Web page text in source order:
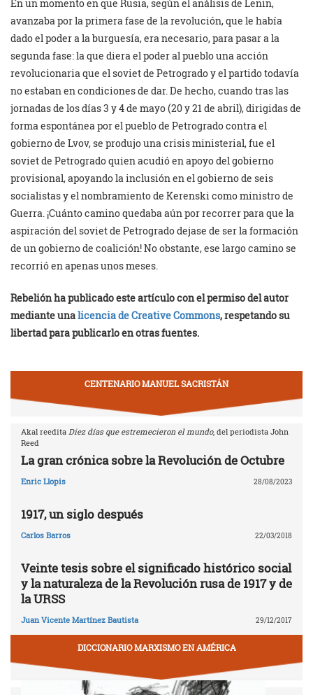
En un momento en que Rusia, según el análisis de Lenin,
avanzaba por la primera fase de la revolución, que le había
dado el poder a la burguesía, era necesario, para pasar a la
segunda fase: la que diera el poder al pueblo una acción
revolucionaria que el soviet de Petrogrado y el partido todavía
no estaban en condiciones de dar. De hecho, cuando tras las
jornadas de los días 3 y 4 de mayo (20 y 21 de abril), dirigidas de
forma espontánea por el pueblo de Petrogrado contra el
gobierno de Lvov, se produjo una crisis ministerial, fue el
soviet de Petrogrado quien acudió en apoyo del gobierno
provisional, apoyando la inclusión en el gobierno de seis
socialistas y el nombramiento de Kerenski como ministro de
Guerra. ¡Cuánto camino quedaba aún por recorrer para que la
aspiración del soviet de Petrogrado dejase de ser la formación
de un gobierno de coalición! No obstante, ese largo camino se
recorrió en apenas unos meses.
Rebelión ha publicado este artículo con el permiso del autor
mediante unalicencia de Creative Commons, respetando su
libertad para publicarlo en otras fuentes.
CENTENARIO MANUEL SACRISTÁN
Akal reedita Diez días que estremecieron el mundo, del periodista John
Reed
La gran crónica sobre la Revolución de Octubre
Enric Llopis 28/08/2023
1917, un siglo después
Carlos Barros 22/03/2018
Veinte tesis sobre el significado histórico social
y la naturaleza de la Revolución rusa de 1917 y de
la URSS
Juan Vicente Martínez Bautista 29/12/2017
DICCIONARIO MARXISMO EN AMÉRICA